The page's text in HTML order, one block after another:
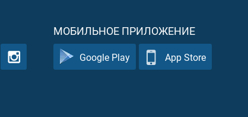
МОБИЛЬНОЕ ПРИЛОЖЕНИЕ
Google Play App Store